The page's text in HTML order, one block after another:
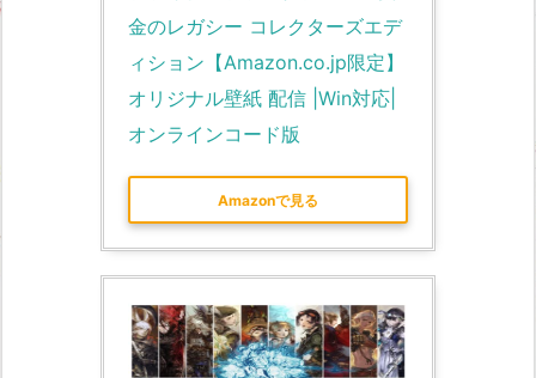
金のレガシー コレクターズエデ
ィション【Amazon.co.jp限定】
オリジナル壁紙 配信 |Win対応|
オンラインコード版
Amazonで見る